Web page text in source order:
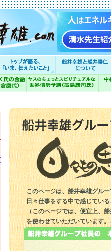
このページは、船井幸雄グル
日々仕事をする中で感じてい
（このページでは、便宜上、
を使わせていただいています